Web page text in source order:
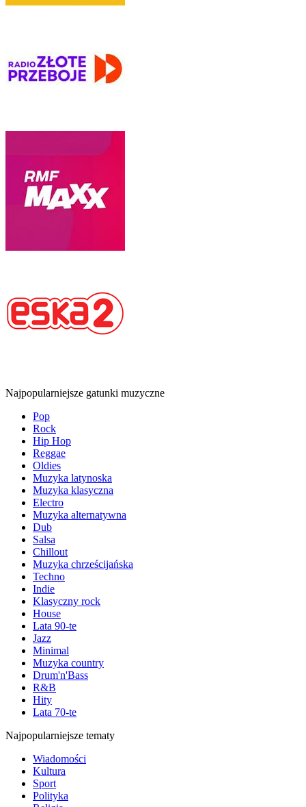
Najpopularniejsze gatunki muzyczne
Pop
Rock
Hip Hop
Reggae
Oldies
Muzyka latynoska
Muzyka klasyczna
Electro
Muzyka alternatywna
Dub
Salsa
Chillout
Muzyka chrześcijańska
Techno
Indie
Klasyczny rock
House
Lata 90-te
Jazz
Minimal
Muzyka country
Drum'n'Bass
R&B
Hity
Lata 70-te
Najpopularniejsze tematy
Wiadomości
Kultura
Sport
Polityka